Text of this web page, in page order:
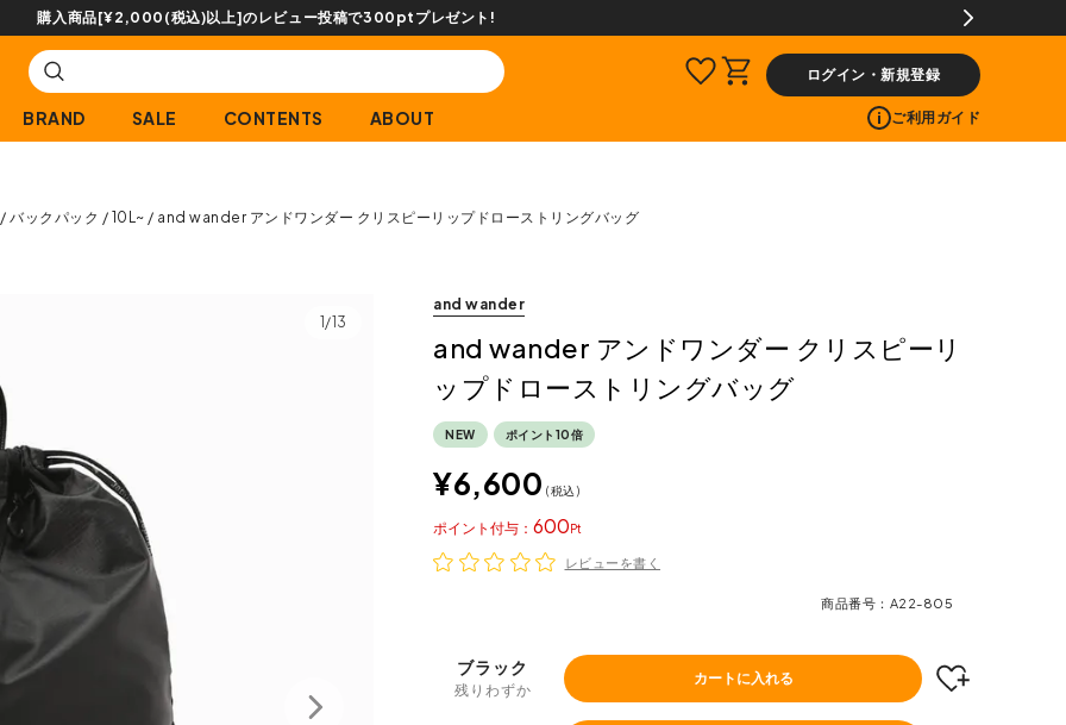
購入商品[¥2,000(税込)以上]のレビュー投稿で300ptプレゼント!
ログイン・新規登録
BRAND SALE CONTENTS ABOUT ご利用ガイド
バックパック 10L~ and wander アンドワンダー クリスピーリップドローストリングバッグ
1/13
and wander
and wander アンドワンダー クリスピーリ
ップドローストリングバッグ
NEW ポイント10倍
¥6,600 税込
600
ポイント
レビューを書く
商品番号 A22-805
ブラック
残りわずか
カートに入れる